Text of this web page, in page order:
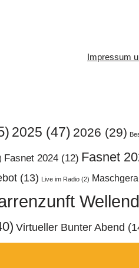
Impressum
2025 (47) 2026 (29)
Fasnet 2024 (12) Fasnet
(13) Live im Radio (2) Maschgera
Virtueller Bunter Abend